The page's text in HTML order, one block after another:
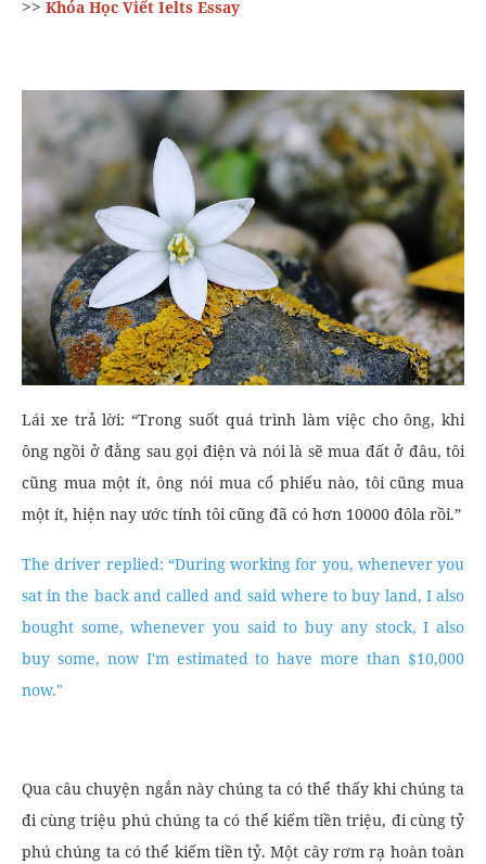
>> Khóa Học Viết Ielts Essay
Lái xe trả lời: “Trong suốt quá trình làm việc cho ông, khi
ông ngồi ở đằng sau gọi điện và nói là sẽ mua đất ở đâu, tôi
cũng mua một ít, ông nói mua cổ phiếu nào, tôi cũng mua
một ít, hiện nay ước tính tôi cũng đã có hơn 10000 đôla rồi.”
The driver replied: “During working for you, whenever you
sat in the back and called and said where to buy land, I also
bought some, whenever you said to buy any stock, I also
buy some, now I'm estimated to have more than $10,000
now."
Qua câu chuyện ngắn này chúng ta có thể thấy khi chúng ta
đi cùng triệu phú chúng ta có thể kiếm tiền triệu, đi cùng tỷ
phú chúng ta có thể kiếm tiền tỷ. Một cây rơm rạ hoàn toàn